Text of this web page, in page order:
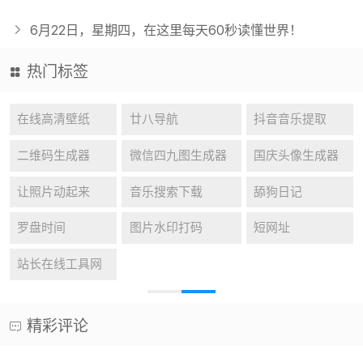
6月22日，星期四，在这里每天60秒读懂世界！
热门标签
在线高清壁纸 廿八导航 抖音音乐提取
二维码生成器 微信四九图生成器 国庆头像生成器
让照片动起来 音乐搜索下载 舔狗日记
罗盘时间 图片水印打码 短网址
站长在线工具网
精彩评论